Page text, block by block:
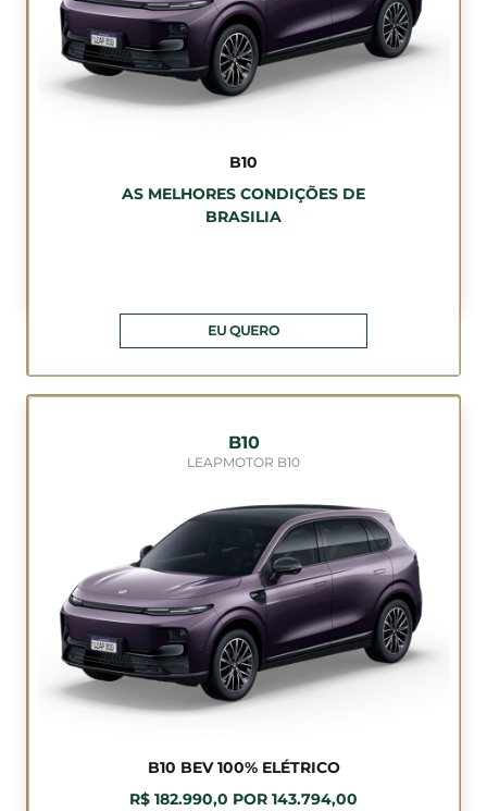
B10
AS MELHORES CONDIÇÕES DE
BRASILIA
EU QUERO
B10
LEAPMOTOR B10
B10 BEV 100% ELÉTRICO
R$ 182.990,0 POR 143.794,00